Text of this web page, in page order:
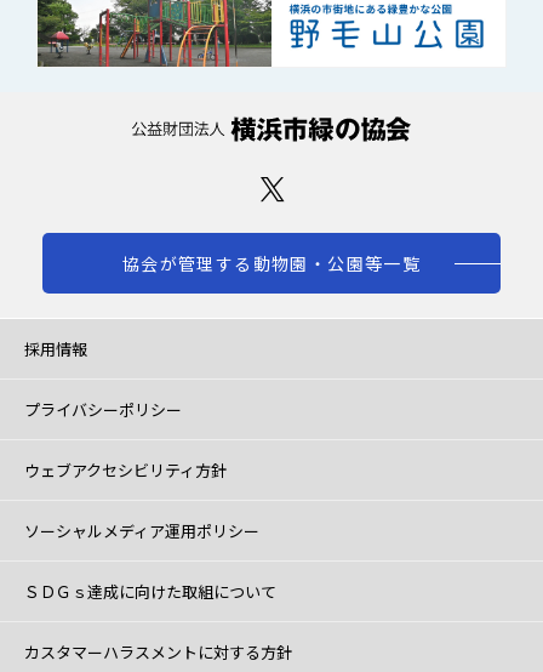
協会が管理する動物園・公園等一覧
採用情報
プライバシーポリシー
ウェブアクセシビリティ方針
ソーシャルメディア運用ポリシー
ＳＤＧｓ達成に向けた取組について
カスタマーハラスメントに対する方針